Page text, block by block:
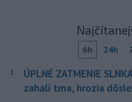
6h 24h
1
ÚPLNÉ ZATMENIE
zahalí tma, hrozia